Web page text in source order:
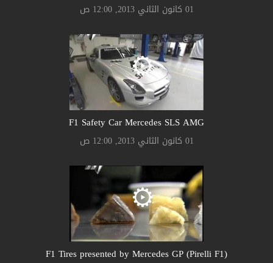
01 كانون الثاني 2013, 12:00 ص
F1 Safety Car Mercedes SLS AMG
01 كانون الثاني 2013, 12:00 ص
F1 Tires presented by Mercedes GP (Pirelli F1)